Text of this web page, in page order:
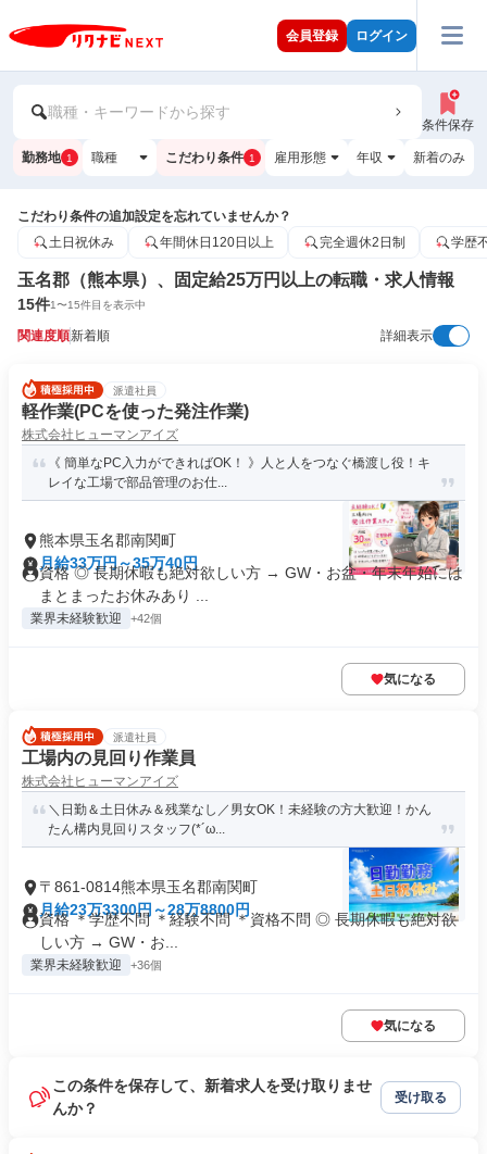
会員登録 ログイン
職種・キーワードから探す
条件保存
勤務地 1 職種 こだわり条件 1 雇用形態 年収 新着のみ
こだわり条件の追加設定を忘れていませんか？
土日祝休み
年間休日120日以上 完全週休2日制 学歴
玉名郡（熊本県）、固定給25万円以上の転職・求人情報
15件1〜15件目を表示中
関連度順新着順 詳細表示
派遣社員
軽作業(PCを使った発注作業)
株式会社ヒューマンアイズ
《 簡単なPC入力ができればOK！ 》人と人をつなぐ橋渡し役！キ
レイな工場で部品管理のお仕...
熊本県玉名郡南関町
月給33万円～35万40円
資格 ◎ 長期休暇も絶対欲しい方 → GW・お盆・年末年始には
まとまったお休みあり ...
業界未経験歓迎 +42個
気になる
派遣社員
工場内の見回り作業員
株式会社ヒューマンアイズ
＼日勤＆土日休み＆残業なし／男女OK！未経験の方大歓迎！かん
たん構内見回りスタッフ(*´ω...
〒861-0814熊本県玉名郡南関町
月給23万3300円～28万8800円
資格 ＊学歴不問 ＊経験不問 ＊資格不問 ◎ 長期休暇も絶対欲
しい方 → GW・お...
業界未経験歓迎 +36個
気になる
この条件を保存して、新着求人を受け取りませ
んか？
受け取る